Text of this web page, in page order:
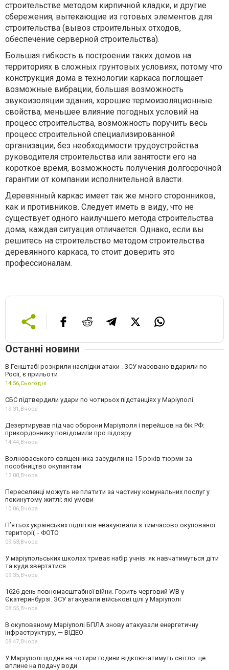
строительстве методом кирпичной кладки, и другие
сбережения, вытекающие из готовых элементов для
строительства (вывоз строительных отходов,
обеспечение серверной строительства).
Большая гибкость в построении таких домов на
территориях в сложных грунтовых условиях, потому что
конструкция дома в технологии каркаса поглощает
возможные вибрации, большая возможность
звукоизоляции здания, хорошие термоизоляционные
свойства, меньшее влияние погодных условий на
процесс строительства, возможность поручить весь
процесс строительной специализированной
организации, без необходимости трудоустройства
руководителя строительства или занятости его на
короткое время, возможность получения долгосрочной
гарантии от компании исполнительной власти.
Деревянный каркас имеет так же много сторонников,
как и противников. Следует иметь в виду, что не
существует одного наилучшего метода строительства
дома, каждая ситуация отличается. Однако, если вы
решитесь на строительство методом строительства
деревянного каркаса, то стоит доверить это
профессионалам.
Останні новини
В Генштабі розкрили наслідки атаки . ЗСУ масовано вдарили по
Росії, є прильоти
14:56,Сьогодні
СБС підтвердили удари по чотирьох підстанціях у Маріуполі
19:31,Вчора
Дезертирував під час оборони Маріуполя і перейшов на бік РФ:
прикордоннику повідомили про підозру
14:44,Вчора
Волноваського священника засудили на 15 років тюрми за
пособництво окупантам
13:00,Вчора
Переселенці можуть не платити за частину комунальних послуг у
покинутому житлі: які умови
10:06,Вчора
П’ятьох українських підлітків евакуювали з тимчасово окупованої
території, - ФОТО
09:53,Вчора
У маріупольських школах триває набір учнів: як навчатимуться діти
та куди звертатися
09:35,Вчора
1626 день повномасштабної війни. Горить черговий WB у
Єкатеринбурзі. ЗСУ атакували військові цілі у Маріуполі
08:55,Вчора
В окупованому Маріуполі БПЛА знову атакували енергетичну
інфраструктуру, — ВІДЕО
08:47,Вчора
У Маріуполі щодня на чотири години відключатимуть світло: це
вплине на подачу води